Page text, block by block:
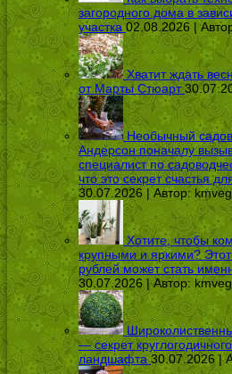
загородного дома в
участка 02.08.2026 |
Хватит ждать
от Марты Стюарт
Необычный
Андерсон поначалу
специалист по
что это секрет счастья
30.07.2026 | Автор: kmveg
Хотите, чтобы
крупными и яркими?
рублей может стать
30.07.2026 | Автор: kmveg
— секрет
ландшафта 30.07.2026 |